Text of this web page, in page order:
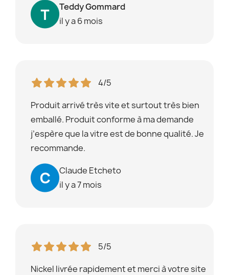
Teddy Gommard
il y a 6 mois
4/5
Produit arrivé très vite et surtout très bien
emballé. Produit conforme à ma demande
j’espère que la vitre est de bonne qualité. Je
recommande.
Claude Etcheto
il y a 7 mois
5/5
Nickel livrée rapidement et merci à votre site